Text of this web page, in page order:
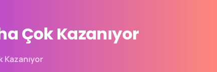
ÇokKazanıyor